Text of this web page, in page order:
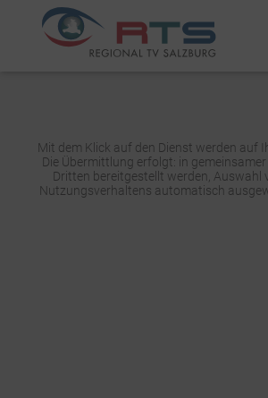
Mit dem Klick auf den Dienst werden auf
Die Übermittlung erfolgt: in
Dritten bereitgestellt werden, Auswahl
Nutzungsverhaltens automatisch